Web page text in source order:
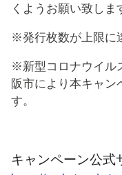
くようお願い致しま
※発行枚数が上限に
※新型コロナウイル
阪市により本キャン
す。
キャンペーン公